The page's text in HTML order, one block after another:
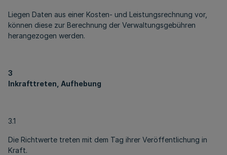
Liegen Daten aus einer Kosten- und Leistungsrechnung vor,
können diese zur Berechnung der Verwaltungsgebühren
herangezogen werden.
3
Inkrafttreten, Aufhebung
3.1
Die Richtwerte treten mit dem Tag ihrer Veröffentlichung in
Kraft.